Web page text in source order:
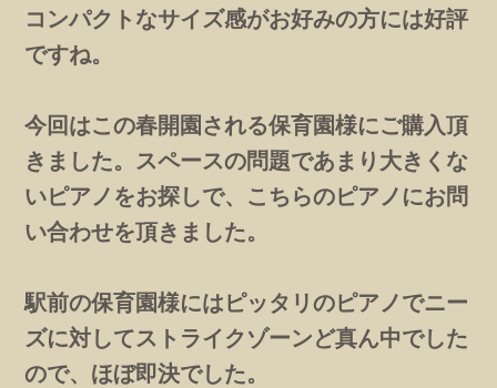
コンパクトなサイズ感がお好みの方には好評
ですね。
今回はこの春開園される保育園様にご購入頂
きました。スペースの問題であまり大きくな
いピアノをお探しで、こちらのピアノにお問
い合わせを頂きました。
駅前の保育園様にはピッタリのピアノでニー
ズに対してストライクゾーンど真ん中でした
ので、ほぼ即決でした。